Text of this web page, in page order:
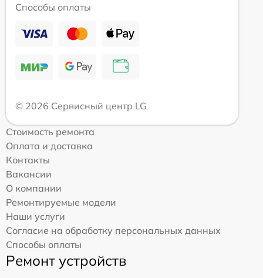
Способы оплаты
© 2026 Сервисный центр LG
Стоимость ремонта
Оплата и доставка
Контакты
Вакансии
О компании
Ремонтируемые модели
Наши услуги
Согласие на обработку персональных данных
Способы оплаты
Ремонт устройств